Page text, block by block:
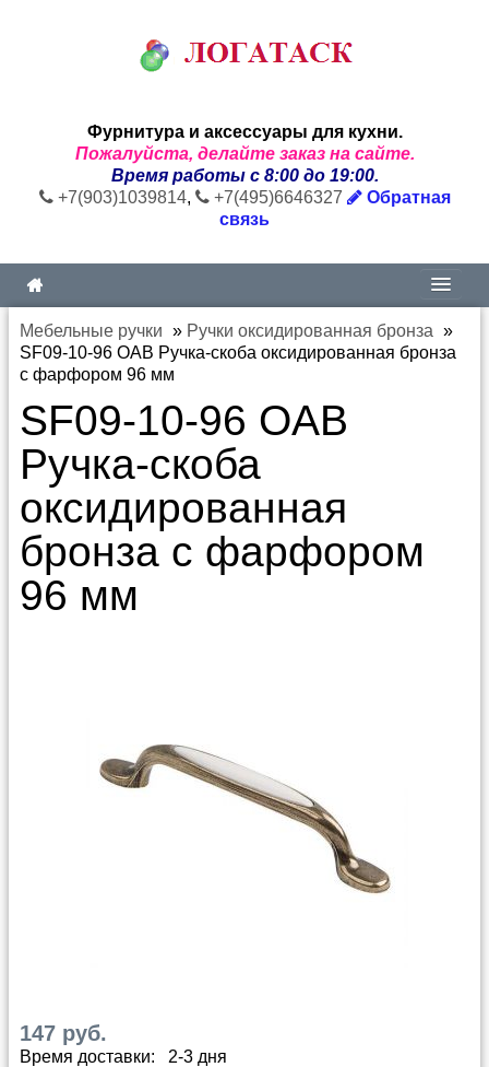
Фурнитура и аксессуары для кухни.
Пожалуйста, делайте заказ на сайте.
Время работы с 8:00 до 19:00.
+7(903)1039814, +7(495)6646327
Обратная
связь
Мебельные ручки » Ручки оксидированная бронза »
SF09-10-96 OAB Ручка-скоба оксидированная бронза
с фарфором 96 мм
SF09-10-96 OAB
Ручка-скоба
оксидированная
бронза с фарфором
96 мм
147 руб.
Время доставки: 2-3 дня